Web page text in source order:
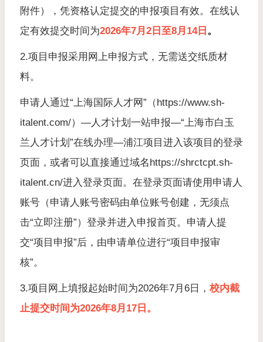
附件），凭资格认定提交的申报项目有效。在线认
定有效提交时间为2026年7月2日至8月14日 。
2.项目申报采用网上申报方式，无需送交纸质材
料。
申请人通过“上海国际人才网”（https://www.sh-
italent.com/）—人才计划一站申报—“上海市白玉
兰人才计划”在线办理—浦江项目进入该项目的登录
页面，或者可以直接通过域名https://shrctcpt.sh-
italent.cn/进入登录页面。在登录页面请使用申请人
账号（申请人账号密码由单位账号创建，无须点
击“立即注册”）登录并进入申报首页。申请人提
交“项目申报”后，由申请单位进行“项目申报审
核”。
3.项目网上填报起始时间为2026年7月6日， 校内截
止提交时间为2026年8月17日。